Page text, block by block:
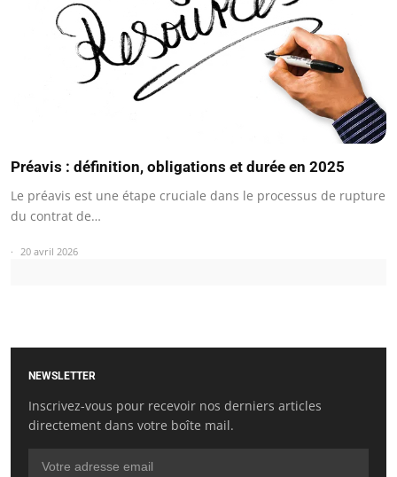
Préavis : définition, obligations et durée en 2025
Le préavis est une étape cruciale dans le processus de rupture
du contrat de…
20 avril 2026
NEWSLETTER
Inscrivez-vous pour recevoir nos derniers articles
directement dans votre boîte mail.